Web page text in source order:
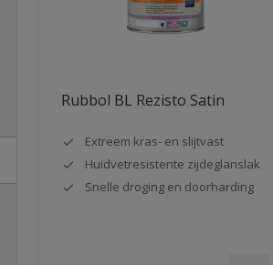
Rubbol BL Rezisto Satin
Extreem kras- en slijtvast
Huidvetresistente zijdeglanslak
Snelle droging en doorharding